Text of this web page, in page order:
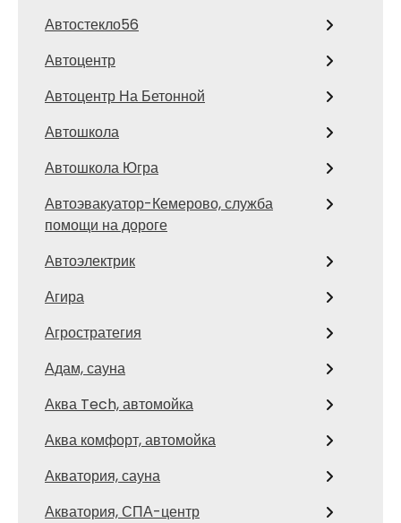
Автостекло56
Автоцентр
Автоцентр На Бетонной
Автошкола
Автошкола Югра
Автоэвакуатор-Кемерово, служба
помощи на дороге
Автоэлектрик
Агира
Агростратегия
Адам, сауна
Аква Tech, автомойка
Аква комфорт, автомойка
Акватория, сауна
Акватория, СПА-центр